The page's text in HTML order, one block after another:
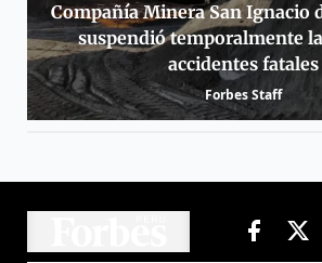
Compañía Minera San Ignacio
suspendió temporalmente
accidentes fatales
Forbes Staff